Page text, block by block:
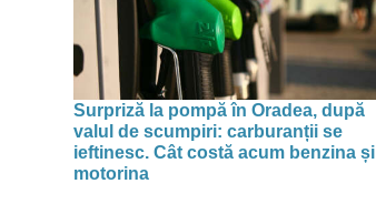
Surpriză la pompă în Oradea, după
valul de scumpiri: carburanții se
ieftinesc. Cât costă acum benzina și
motorina